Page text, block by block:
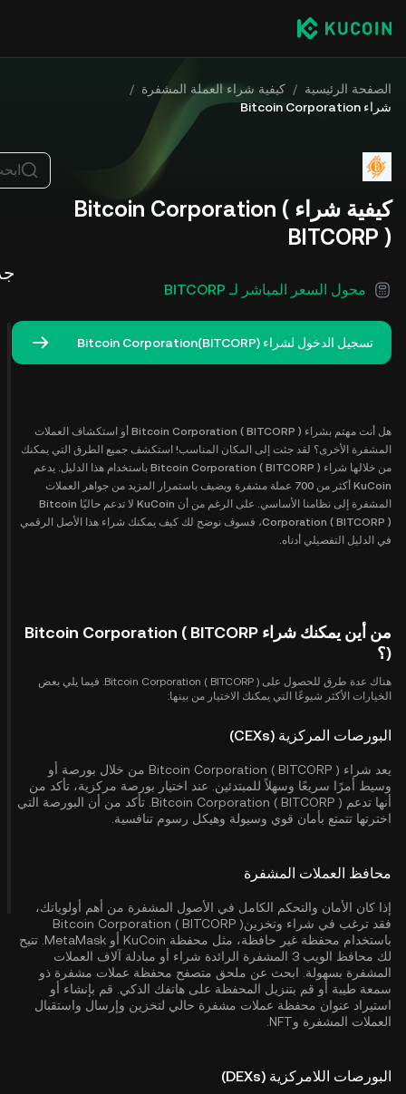
الصفحة الرئيسية / كيفية شراء العملة المشفرة /
شراء Bitcoin Corporation
كيفية شراء Bitcoin Corporation (
BITCORP )
محول السعر المباشر لـ BITCORP
تسجيل الدخول لشراء Bitcoin Corporation(BITCORP)
هل أنت مهتم بشراء Bitcoin Corporation ( BITCORP ) أو استكشاف العملات
المشفرة الأخرى؟ لقد جئت إلى المكان المناسب! استكشف جميع الطرق التي يمكنك
من خلالها شراء Bitcoin Corporation ( BITCORP ) باستخدام هذا الدليل. يدعم
KuCoin أكثر من 700 عملة مشفرة ويضيف باستمرار المزيد من جواهر العملات
المشفرة إلى نظامنا الأساسي. على الرغم من أن KuCoin لا تدعم حاليًا Bitcoin
Corporation ( BITCORP )، فسوف نوضح لك كيف يمكنك شراء هذا الأصل الرقمي
في الدليل التفصيلي أدناه.
من أين يمكنك شراء Bitcoin Corporation ( BITCORP
)؟
هناك عدة طرق للحصول على Bitcoin Corporation ( BITCORP ). فيما يلي بعض
الخيارات الأكثر شيوعًا التي يمكنك الاختيار من بينها:
البورصات المركزية (CEXs)
يعد شراء Bitcoin Corporation ( BITCORP ) من خلال بورصة أو
وسيط أمرًا سريعًا وسهلاً للمبتدئين. عند اختيار بورصة مركزية، تأكد من
أنها تدعم Bitcoin Corporation ( BITCORP ). تأكد من أن البورصة التي
اخترتها تتمتع بأمان قوي وسيولة وهيكل رسوم تنافسية.
محافظ العملات المشفرة
إذا كان الأمان والتحكم الكامل في الأصول المشفرة من أهم أولوياتك،
فقد ترغب في شراء وتخزينBitcoin Corporation ( BITCORP )
باستخدام محفظة غير حافظة، مثل محفظة KuCoin
أو MetaMask. تتيح
لك محافظ الويب 3 المشفرة الرائدة شراء أو مبادلة آلاف العملات
المشفرة بسهولة. ابحث عن ملحق متصفح محفظة عملات مشفرة ذو
سمعة طيبة أو قم بتنزيل المحفظة على هاتفك الذكي. قم بإنشاء أو
استيراد عنوان محفظة عملات مشفرة حالي لتخزين وإرسال واستقبال
العملات المشفرة وNFT.
البورصات اللامركزية (DEXs)